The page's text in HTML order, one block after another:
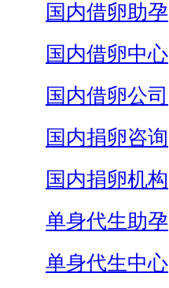
国内借卵助孕
国内借卵中心
国内借卵公司
国内捐卵咨询
国内捐卵机构
单身代生助孕
单身代生中心